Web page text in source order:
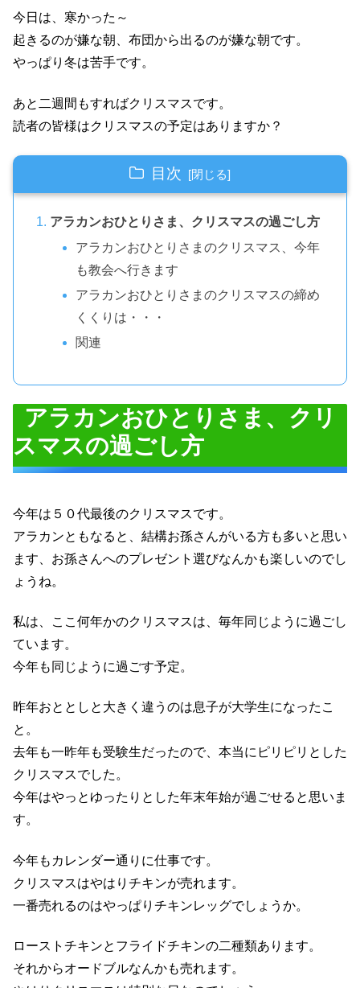
今日は、寒かった～
起きるのが嫌な朝、布団から出るのが嫌な朝です。
やっぱり冬は苦手です。
あと二週間もすればクリスマスです。
読者の皆様はクリスマスの予定はありますか？
目次
アラカンおひとりさま、クリスマスの過ごし方
アラカンおひとりさまのクリスマス、今年
も教会へ行きます
アラカンおひとりさまのクリスマスの締め
くくりは・・・
関連
アラカンおひとりさま、クリ
スマスの過ごし方
今年は５０代最後のクリスマスです。
アラカンともなると、結構お孫さんがいる方も多いと思い
ます、お孫さんへのプレゼント選びなんかも楽しいのでし
ょうね。
私は、ここ何年かのクリスマスは、毎年同じように過ごし
ています。
今年も同じように過ごす予定。
昨年おととしと大きく違うのは息子が大学生になったこ
と。
去年も一昨年も受験生だったので、本当にピリピリとした
クリスマスでした。
今年はやっとゆったりとした年末年始が過ごせると思いま
す。
今年もカレンダー通りに仕事です。
クリスマスはやはりチキンが売れます。
一番売れるのはやっぱりチキンレッグでしょうか。
ローストチキンとフライドチキンの二種類あります。
それからオードブルなんかも売れます。